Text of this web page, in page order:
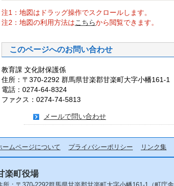
注1：地図はドラッグ操作でスクロールします。
注2：地図の利用方法はこちらから閲覧できます。
このページへのお問い合わせ
教育課 文化財保護係
住所：〒370-2292 群馬県甘楽郡甘楽町大字小幡161-1
電話：0274-64-8324
ファクス：0274-74-5813
メールで問い合わせ
ームページについて プライバシーポリシー リンク集
楽町役場